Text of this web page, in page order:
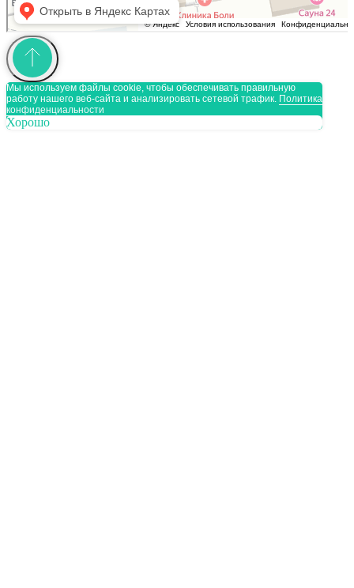
Мы используем файлы cookie, чтобы обеспечивать правильную
работу нашего веб-сайта и анализировать сетевой трафик. Политика
конфиденциальности
Хорошо